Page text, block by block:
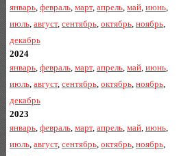
январь, февраль, март, апрель, май, июнь,
июль, август, сентябрь, октябрь, ноябрь,
декабрь
2024
январь, февраль, март, апрель, май, июнь,
июль, август, сентябрь, октябрь, ноябрь,
декабрь
2023
январь, февраль, март, апрель, май, июнь,
июль, август, сентябрь, октябрь, ноябрь,